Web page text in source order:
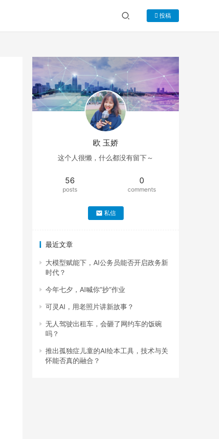
投稿
欧 玉娇
这个人很懒，什么都没有留下～
56
posts
0
comments
私信
最近文章
大模型赋能下，AI公务员能否开启政务新
时代？
今年七夕，AI喊你“抄”作业
可灵AI，用老照片讲新故事？
无人驾驶出租车，会砸了网约车的饭碗
吗？
推出孤独症儿童的AI绘本工具，技术与关
怀能否真的融合？